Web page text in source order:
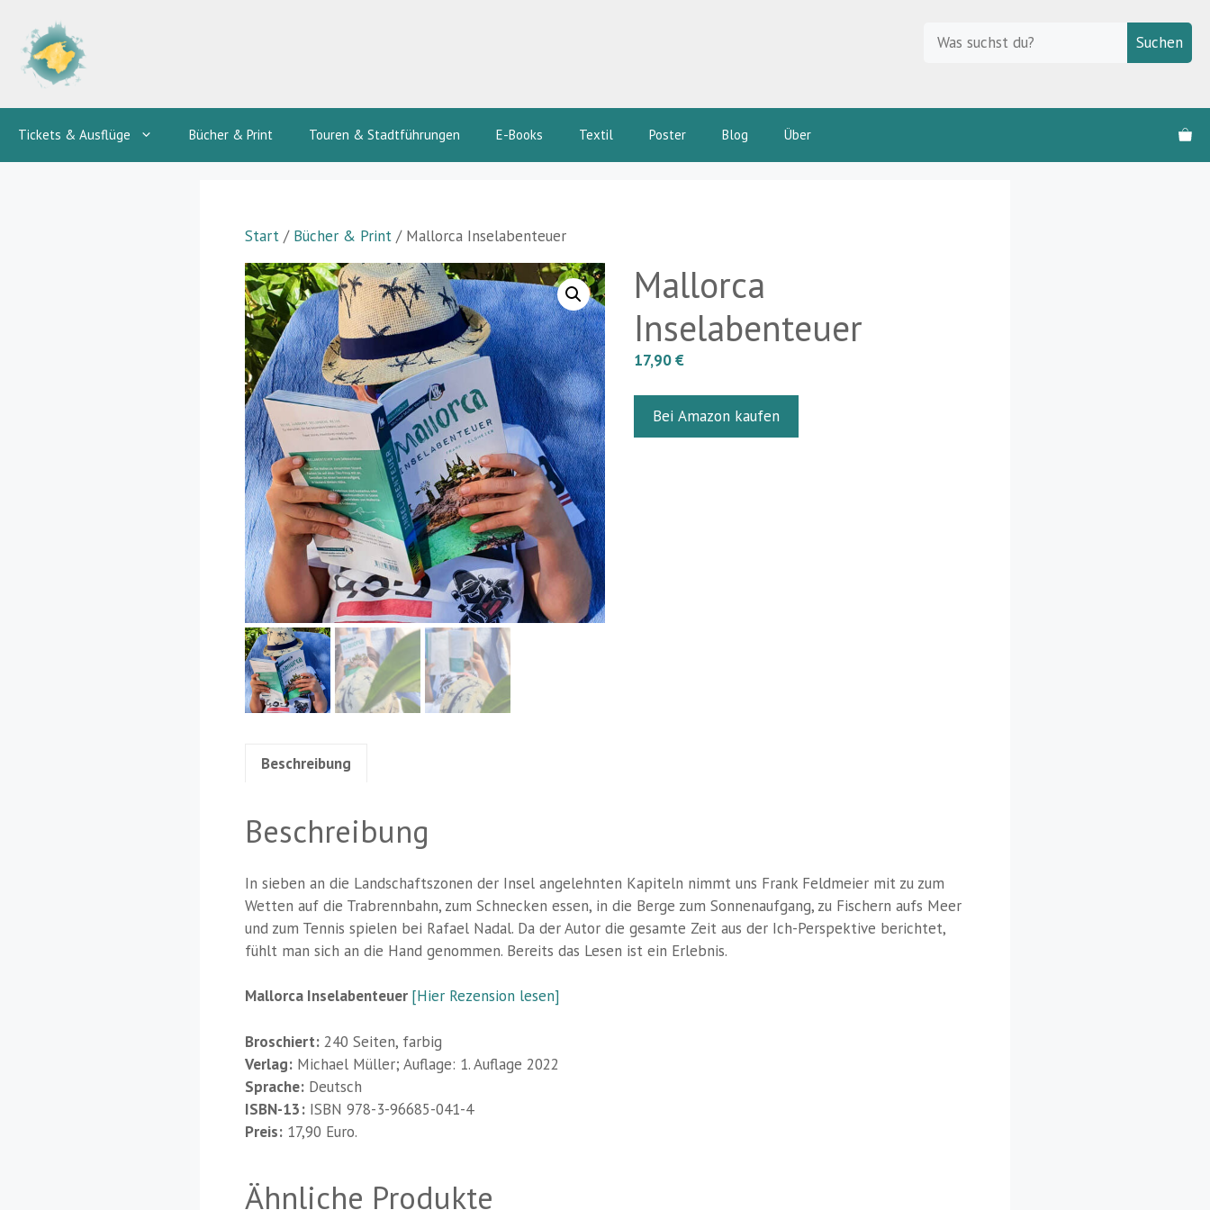
Inhalt
springen
Suchen Suchen
Tickets & Ausflüge Bücher & Print Touren & Stadtführungen E-Books Textil Poster Blog Über
Start / Bücher & Print / Mallorca Inselabenteuer
Mallorca
Inselabenteuer
17,90€
Bei Amazon kaufen
Beschreibung
Beschreibung
In sieben an die Landschaftszonen der Insel angelehnten Kapiteln nimmt uns Frank Feldmeier mit zu zum
Wetten auf die Trabrennbahn, zum Schnecken essen, in die Berge zum Sonnenaufgang, zu Fischern aufs Meer
und zum Tennis spielen bei Rafael Nadal. Da der Autor die gesamte Zeit aus der Ich-Perspektive berichtet,
fühlt man sich an die Hand genommen. Bereits das Lesen ist ein Erlebnis.
Mallorca Inselabenteuer [Hier Rezension lesen]
Broschiert: 240 Seiten, farbig
Verlag: Michael Müller; Auflage: 1. Auflage 2022
Sprache: Deutsch
ISBN-13: ISBN 978-3-96685-041-4
Preis: 17,90 Euro.
Ähnliche Produkte